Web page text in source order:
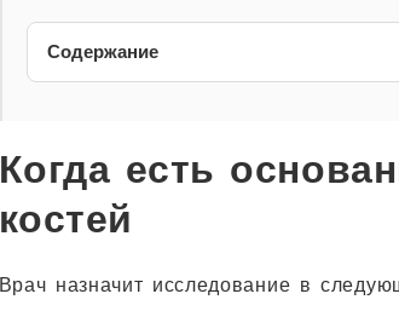
Содержание
Когда есть
костей
Врач назначит исследование в